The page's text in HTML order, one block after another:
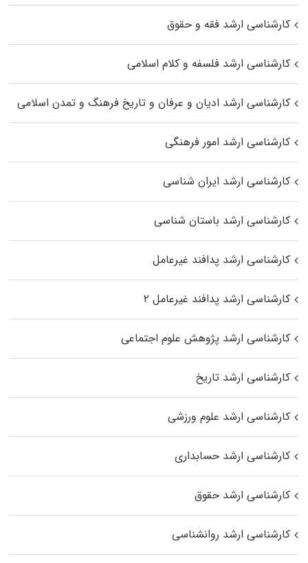
کارشناسی ارشد فقه و حقوق
کارشناسی ارشد فلسفه و کلام اسلامی
کارشناسی ارشد ادیان و عرفان و تاریخ فرهنگ و تمدن اسلامی
کارشناسی ارشد امور فرهنگی
کارشناسی ارشد ایران شناسی
کارشناسی ارشد باستان شناسی
کارشناسی ارشد پدافند غیرعامل
کارشناسی ارشد پدافند غیرعامل ۲
کارشناسی ارشد پژوهش علوم اجتماعی
کارشناسی ارشد تاریخ
کارشناسی ارشد علوم ورزشی
کارشناسی ارشد حسابداری
کارشناسی ارشد حقوق
کارشناسی ارشد روانشناسی